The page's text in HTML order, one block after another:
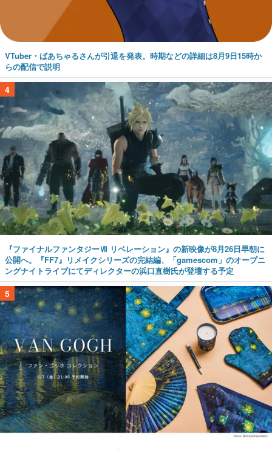
VTuber・ばあちゃるさんが引退を発表。時期などの詳細は8月9日15時か
らの配信で説明
4
『ファイナルファンタジーⅦ リベレーション』の新映像が8月26日早朝に
公開へ。『FF7』リメイクシリーズの完結編、「gamescom」のオープニ
ングナイトライブにてディレクターの浜口直樹氏が登壇する予定
5